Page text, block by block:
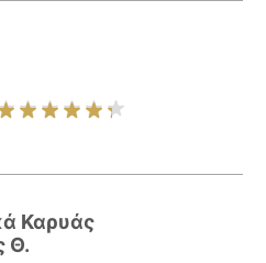
Καρυάς
Θ.